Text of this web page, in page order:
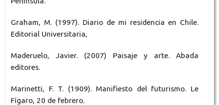
Graham, M. (1997). Diario de mi residencia en Chile.
Editorial Universitaria,
Maderuelo, Javier. (2007) Paisaje y arte. Abada
editores.
Marinetti, F. T. (1909). Manifiesto del futurismo. Le
Fígaro, 20 de febrero.